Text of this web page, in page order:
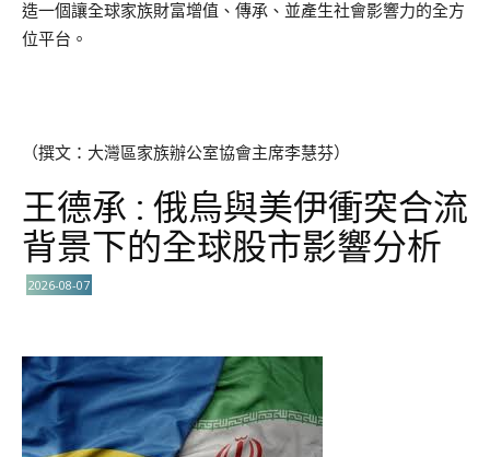
造一個讓全球家族財富增值、傳承、並產生社會影響力的全方
位平台。
（撰文：大灣區家族辦公室協會主席李慧芬）
王德承 : 俄烏與美伊衝突合流
背景下的全球股市影響分析
2026-08-07